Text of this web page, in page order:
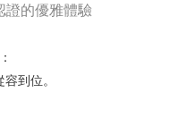
證的優雅體驗
到位。